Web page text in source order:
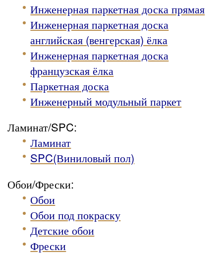
Инженерная паркетная доска прямая
Инженерная паркетная доска
английская (венгерская) ёлка
Инженерная паркетная доска
французская ёлка
Паркетная доска
Инженерный модульный паркет
Ламинат/SPC:
Ламинат
SPC(Виниловый пол)
Обои/Фрески:
Обои
Обои под покраску
Детские обои
Фрески